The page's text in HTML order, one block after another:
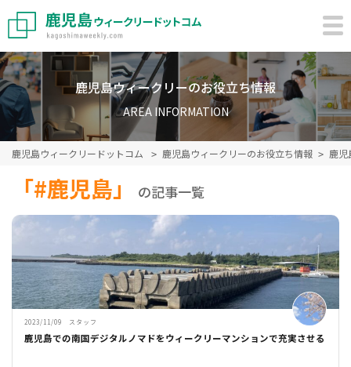
鹿児島ウィークリーのお役立ち情報
AREA INFORMATION
鹿児島ウィークリードットコム 鹿児島ウィークリーのお役立ち情報 鹿児
「#鹿児島」 の記事一覧
2023/11/09 スタッフ
鹿児島での南国デジタルノマドをウィークリーマンションで充実させる